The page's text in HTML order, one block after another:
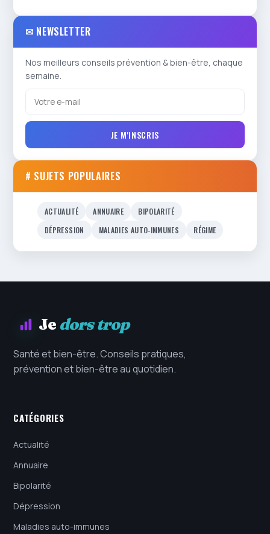
✉ NEWSLETTER
Nos meilleurs conseils prévention & bien-être, chaque
semaine.
JE M'INSCRIS
# SUJETS POPULAIRES
ACTUALITÉ ANNUAIRE
BIPOLARITÉ
DÉPRESSION
MALADIES AUTO-IMMUNES RÉGIME
Je dors trop
Santé et bien-être. Conseils pratiques,
prévention et bien-être au quotidien.
CATÉGORIES
Actualité
Annuaire
Bipolarité
Dépression
Maladies auto-immunes